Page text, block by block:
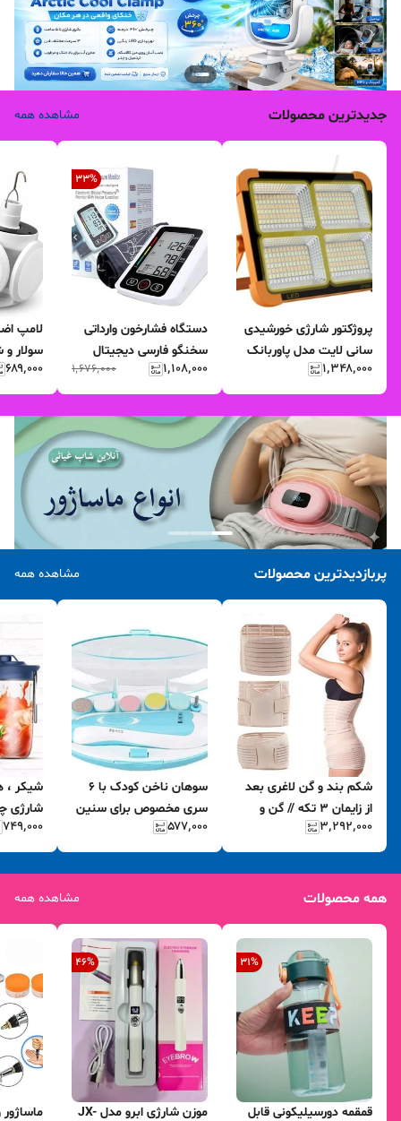
جدیدترین محصولات مشاهده همه
پروژکتور شارژی خورشیدی
سانی لایت مدل پاوربانک
دار
۱٬۳۴۸٬۰۰۰
33%
دستگاه فشارخون وارداتی
سخنگو فارسی دیجیتال
intelligent (بارکددار)
۱٬۱۰۸٬۰۰۰ ۱٬۶۷۶٬۰۰۰
سولار و
دار مدل ۲۰۲۹
۶۸۹٬۰۰۰
پربازدیدترین محصولات مشاهده همه
شکم بند و گن لاغری بعد
از زایمان 3 تکه // گن و
کمربند پشتیبان شکم و
کمر(ارسال از تهران می
باشد)
۳٬۲۹۲٬۰۰۰
سوهان ناخن کودک با ۶
سری مخصوص برای سنین
مختلف کودک و نور
ال‌ای‌دی (باتری خور و
قاب‌دار)
۵۷۷٬۰۰۰
شیکر ،
شارژی
RK-۰۲
۷۴۹٬۰۰۰
همه محصولات مشاهده همه
31%
قمقمه دورسیلیکونی قابل
46%
موزن شارژی ابرو مدل JX-